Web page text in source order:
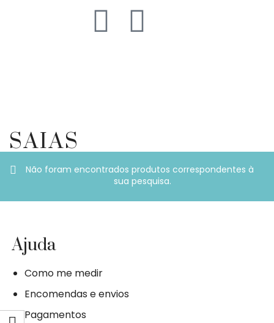
SAIAS
Não foram encontrados produtos correspondentes à
sua pesquisa.
Ajuda
Como me medir
Encomendas e envios
Pagamentos